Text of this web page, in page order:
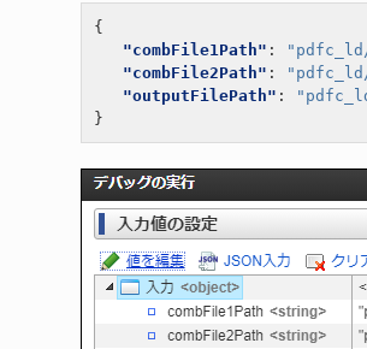
{
"combFile1Path" :
"combFile2Path" :
"outputFilePath" :
}